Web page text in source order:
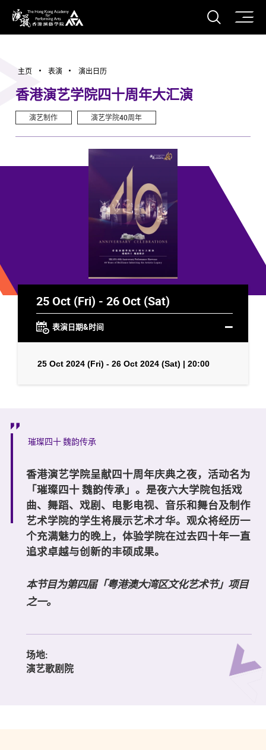
香港演艺学院
打开
主页 表演 演出日历
香港演艺学院四十周年大汇演
演艺制作 演艺学院40周年
25 Oct (Fri) - 26 Oct (Sat)
表演日期&时间
25 Oct 2024 (Fri) - 26 Oct 2024 (Sat) | 20:00
璀璨四十 魏韵传承
香港演艺学院呈献四十周年庆典之夜，活动名为
「璀璨四十 魏韵传承」。是夜六大学院包括戏
曲、舞蹈、戏剧、电影电视、音乐和舞台及制作
艺术学院的学生将展示艺术才华。观众将经历一
个充满魅力的晚上，体验学院在过去四十年一直
追求卓越与创新的丰硕成果。
本节目为第四届「粤港澳大湾区文化艺术节」项目
之一。
场地:
演艺歌剧院